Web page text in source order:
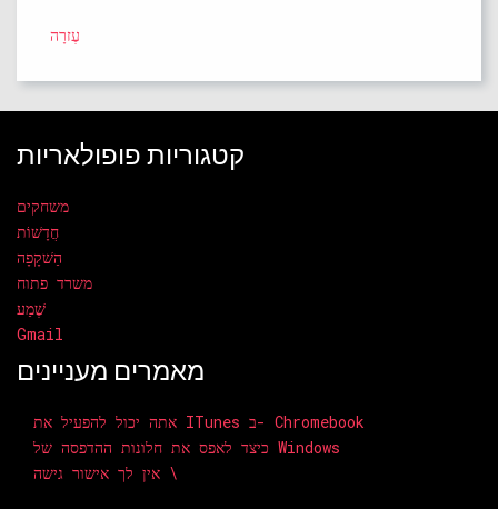
עֶזרָה
קטגוריות פופולאריות
משחקים
חֲדָשׁוֹת
הַשׁקָפָה
משרד פתוח
שֶׁמַע
Gmail
מאמרים מעניינים
אתה יכול להפעיל את ITunes ב- Chromebook
כיצד לאפס את חלונות ההדפסה של Windows
אין לך אישור גישה \